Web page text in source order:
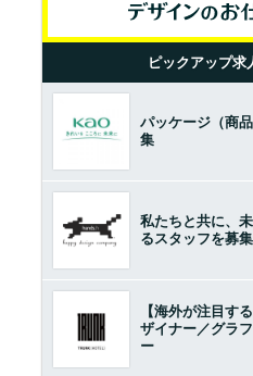
ピックアップ求
パッケージ（商
集
私たちと共に、
るスタッフを募集
【海外が注目す
ザイナー／グラ
ー